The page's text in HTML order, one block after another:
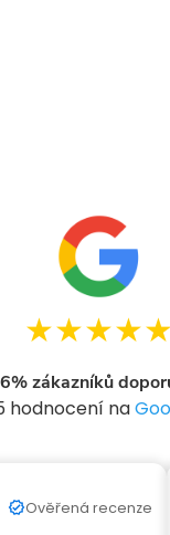
★★★★★
zákazníků
hodnocení na
Ověřená recenze